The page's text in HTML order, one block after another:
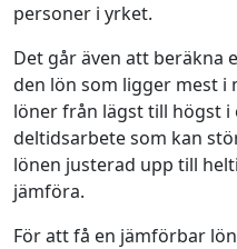
personer i yrket.
Det går även att beräkna
den lön som ligger mest i
löner från lägst till högst i
deltidsarbete som kan
lönen justerad upp till
jämföra.
För att få en jämförbar